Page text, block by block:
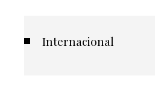
Internacional